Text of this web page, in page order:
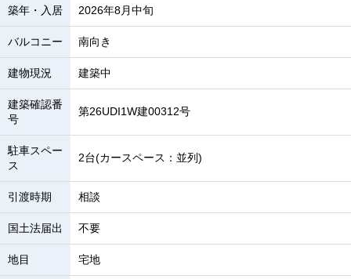
築年・入居 2026年8月中旬
バルコニー 南向き
建物現況 建築中
建築確認番
号
第26UDI1W建00312号
駐車スペー
ス
2台(カースペース：並列)
引渡時期 相談
国土法届出 不要
地目 宅地